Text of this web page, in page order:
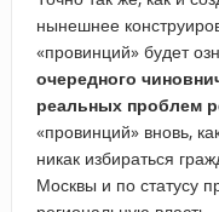
нынешнее
«провинций» будет
очередного
реальных проблем
«провинций» вновь,
никак избираться
Москвы и по статусу